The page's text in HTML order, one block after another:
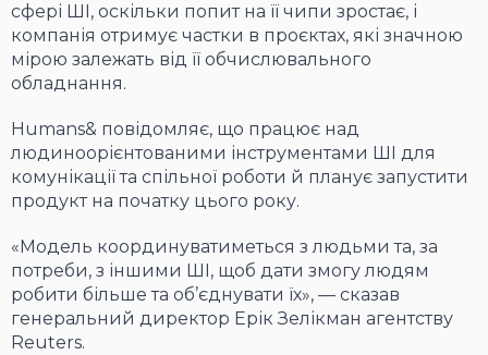
сфері ШІ, оскільки попит на її чипи зростає, і
компанія отримує частки в проєктах, які значною
мірою залежать від її обчислювального
обладнання.
Humans& повідомляє, що працює над
людиноорієнтованими інструментами ШІ для
комунікації та спільної роботи й планує запустити
продукт на початку цього року.
«Модель координуватиметься з людьми та, за
потреби, з іншими ШІ, щоб дати змогу людям
робити більше та об’єднувати їх», — сказав
генеральний директор Ерік Зелікман агентству
Reuters.